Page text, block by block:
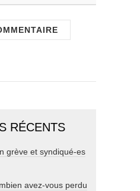
RÉCENTS
grève et syndiqué-es
avez-vous perdu